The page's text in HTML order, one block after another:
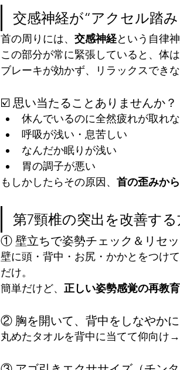
交感神経が“アクセル踏
首の周りには、 交感神経という自律
この部分が常に緊張していると、体
ブレーキが効かず、リラックスできな
☑️ 思い当たることありませんか？
休んでいるのに全然疲れが取れ
呼吸が浅い・息苦しい
なんだか眠りが浅い
胃の調子が悪い
もしかしたらその原因、 首の歪みか
第7頸椎の突出を改善する
① 壁立ちで姿勢チェック＆リセッ
壁に頭・背中・お尻・かかとをつけ
だけ。
簡単だけど、 正しい姿勢感覚の再教
② 胸を開いて、背中をしなやかに
丸めたタオルを背中に当てて仰向け